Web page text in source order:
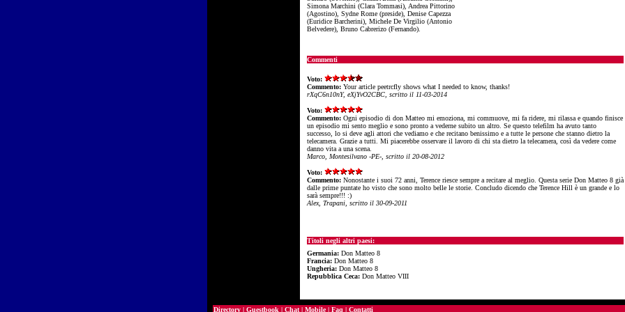
Simona Marchini (Clara Tommasi), Andrea Pittorino
(Agostino), Sydne Rome (preside), Denise Capezza
(Euridice Barcherini), Michele De Virgilio (Antonio
Belvedere), Bruno Cabrerizo (Fernando).
Commenti
Voto:
Commento: Your article peetrcfly shows what I needed to know, thanks!
rXqC6n10nY, eXjYvO2CBC, scritto il 11-03-2014
Voto:
Commento: Ogni episodio di don Matteo mi emoziona, mi commuove, mi fa ridere, mi rilassa e quando finisce
un episodio mi sento meglio e sono pronto a vederne subito un altro. Se questo telefilm ha avuto tanto
successo, lo si deve agli attori che vediamo e che recitano benissimo e a tutte le persone che stanno dietro la
telecamera. Grazie a tutti. Mi piacerebbe osservare il lavoro di chi sta dietro la telecamera, così da vedere come
danno vita a una scena.
Marco, Montesilvano -PE-, scritto il 20-08-2012
Voto:
Commento: Nonostante i suoi 72 anni, Terence riesce sempre a recitare al meglio. Questa serie Don Matteo 8 già
dalle prime puntate ho visto che sono molto belle le storie. Concludo dicendo che Terence Hill è un grande e lo
sarà sempre!!! :)
Alex, Trapani, scritto il 30-09-2011
Titoli negli altri paesi:
Germania: Don Matteo 8
Francia: Don Matteo 8
Ungheria: Don Matteo 8
Repubblica Ceca: Don Matteo VIII
Directory | Guestbook | Chat | Mobile| Faq | Contatti